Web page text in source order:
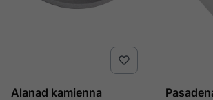
Alanad kamienna